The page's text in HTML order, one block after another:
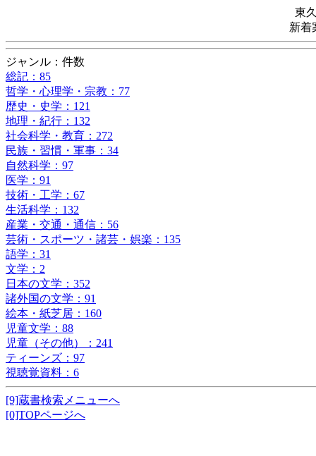
東
新着
ジャンル：件数
総記：85
哲学・心理学・宗教：77
歴史・史学：121
地理・紀行：132
社会科学・教育：272
民族・習慣・軍事：34
自然科学：97
医学：91
技術・工学：67
生活科学：132
産業・交通・通信：56
芸術・スポーツ・諸芸・娯楽：135
語学：31
文学：2
日本の文学：352
諸外国の文学：91
絵本・紙芝居：160
児童文学：88
児童（その他）：241
ティーンズ：97
視聴覚資料：6
[9]蔵書検索メニューへ
[0]TOPページへ